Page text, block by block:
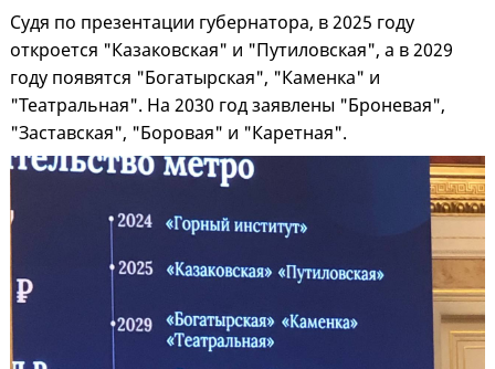
Судя по презентации губернатора, в 2025 году
откроется "Казаковская" и "Путиловская", а в 2029
году появятся "Богатырская", "Каменка" и
"Театральная". На 2030 год заявлены "Броневая",
"Заставская", "Боровая" и "Каретная".